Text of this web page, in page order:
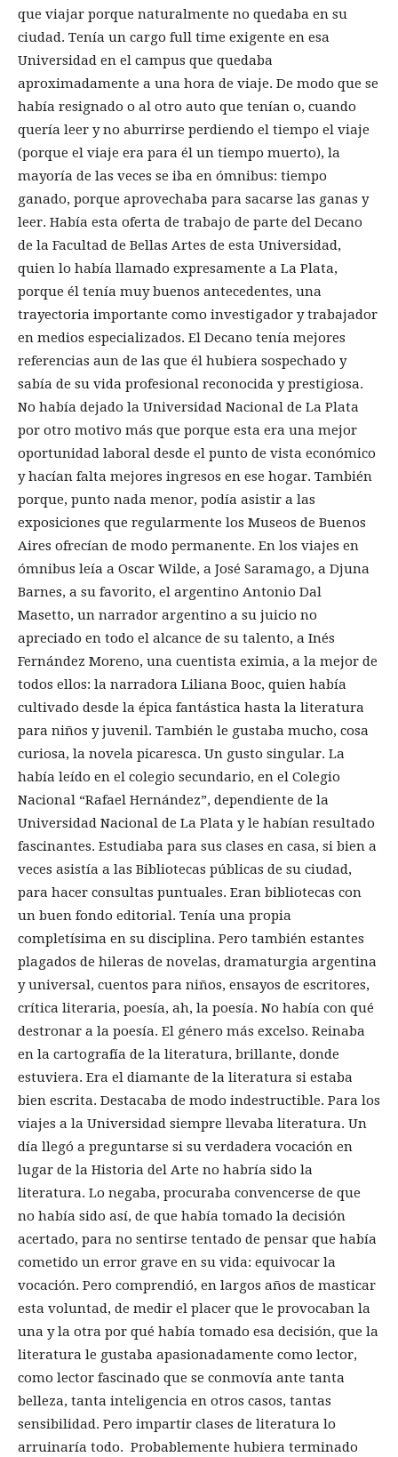
que viajar porque naturalmente no quedaba en su
ciudad. Tenía un cargo full time exigente en esa
Universidad en el campus que quedaba
aproximadamente a una hora de viaje. De modo que se
había resignado o al otro auto que tenían o, cuando
quería leer y no aburrirse perdiendo el tiempo el viaje
(porque el viaje era para él un tiempo muerto), la
mayoría de las veces se iba en ómnibus: tiempo
ganado, porque aprovechaba para sacarse las ganas y
leer. Había esta oferta de trabajo de parte del Decano
de la Facultad de Bellas Artes de esta Universidad,
quien lo había llamado expresamente a La Plata,
porque él tenía muy buenos antecedentes, una
trayectoria importante como investigador y trabajador
en medios especializados. El Decano tenía mejores
referencias aun de las que él hubiera sospechado y
sabía de su vida profesional reconocida y prestigiosa.
No había dejado la Universidad Nacional de La Plata
por otro motivo más que porque esta era una mejor
oportunidad laboral desde el punto de vista económico
y hacían falta mejores ingresos en ese hogar. También
porque, punto nada menor, podía asistir a las
exposiciones que regularmente los Museos de Buenos
Aires ofrecían de modo permanente. En los viajes en
ómnibus leía a Oscar Wilde, a José Saramago, a Djuna
Barnes, a su favorito, el argentino Antonio Dal
Masetto, un narrador argentino a su juicio no
apreciado en todo el alcance de su talento, a Inés
Fernández Moreno, una cuentista eximia, a la mejor de
todos ellos: la narradora Liliana Booc, quien había
cultivado desde la épica fantástica hasta la literatura
para niños y juvenil. También le gustaba mucho, cosa
curiosa, la novela picaresca. Un gusto singular. La
había leído en el colegio secundario, en el Colegio
Nacional “Rafael Hernández”, dependiente de la
Universidad Nacional de La Plata y le habían resultado
fascinantes. Estudiaba para sus clases en casa, si bien a
veces asistía a las Bibliotecas públicas de su ciudad,
para hacer consultas puntuales. Eran bibliotecas con
un buen fondo editorial. Tenía una propia
completísima en su disciplina. Pero también estantes
plagados de hileras de novelas, dramaturgia argentina
y universal, cuentos para niños, ensayos de escritores,
crítica literaria, poesía, ah, la poesía. No había con qué
destronar a la poesía. El género más excelso. Reinaba
en la cartografía de la literatura, brillante, donde
estuviera. Era el diamante de la literatura si estaba
bien escrita. Destacaba de modo indestructible. Para los
viajes a la Universidad siempre llevaba literatura. Un
día llegó a preguntarse si su verdadera vocación en
lugar de la Historia del Arte no habría sido la
literatura. Lo negaba, procuraba convencerse de que
no había sido así, de que había tomado la decisión
acertado, para no sentirse tentado de pensar que había
cometido un error grave en su vida: equivocar la
vocación. Pero comprendió, en largos años de masticar
esta voluntad, de medir el placer que le provocaban la
una y la otra por qué había tomado esa decisión, que la
literatura le gustaba apasionadamente como lector,
como lector fascinado que se conmovía ante tanta
belleza, tanta inteligencia en otros casos, tantas
sensibilidad. Pero impartir clases de literatura lo
arruinaría todo. Probablemente hubiera terminado